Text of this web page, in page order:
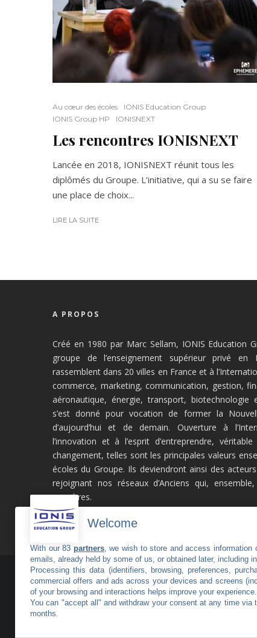
Au cœur des écoles
IONIS Education Group
IONIS Group HP
IONISNEXT
Les rencontres IONISNEXT
Lancée en 2018, IONISNEXT réunit tous les
diplômés du Groupe. L’initiative, qui a su se faire
une place de choix...
LIRE LA SUITE
A PROPOS
Créé en 1980 par Marc Sellam, IONIS Education
groupe de l’enseignement supérieur privé
rassemblent dans 20 villes en France et à
commerce, marketing, communication, gestion,
aéronautique, énergie, transport,
s’est donné pour vocation de former la
d’aujourd’hui et de demain. Ouverture à
l’innovation et à l’esprit d’entreprendre,
changement, telles sont les principales valeurs
écoles du Groupe. Ils deviendront ainsi des
rejoignant nos réseaux d’Anciens qui,
membres.
Welcome
With our 83 partners, we wish to store and access information
emails, already held by some of us, or obtained later, including
Processing this data (identifiers, browsing, preferences,
commercial offers and ads across your devices and screens
of your browsing and interactions helps improve your experience.
You can "accept all" and withdraw your consent at any time via
months.